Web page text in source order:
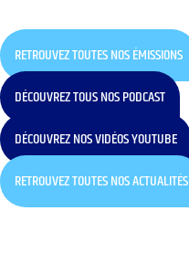
RETROUVEZ TOUTES NOS ÉMISSIONS
DÉCOUVREZ TOUS NOS PODCAST
DÉCOUVREZ NOS VIDÉOS YOUTUBE
RETROUVEZ TOUTES NOS ACTUALITÉS